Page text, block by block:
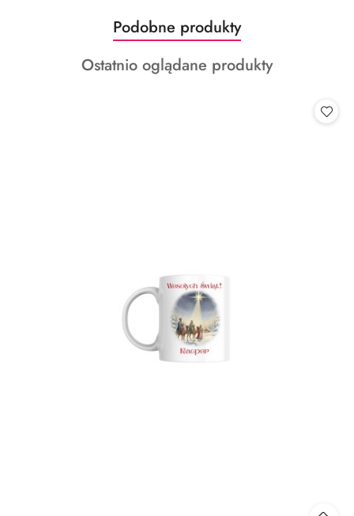
Pomiń karuzelę produktów
Produkty
o
statusie:
Podobne produkty
Produkty
Ostatnio oglądane produkty